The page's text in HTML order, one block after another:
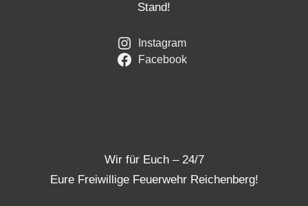
Stand!
Instagram
Facebook
Wir für Euch – 24/7
Eure Freiwillige Feuerwehr Reichenberg!